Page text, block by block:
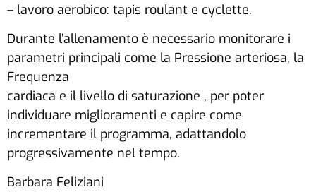
– lavoro aerobico: tapis roulant e cyclette.
Durante l’allenamento è necessario monitorare i
parametri principali come la Pressione arteriosa, la
Frequenza
cardiaca e il livello di saturazione , per poter
individuare miglioramenti e capire come
incrementare il programma, adattandolo
progressivamente nel tempo.
Barbara Feliziani